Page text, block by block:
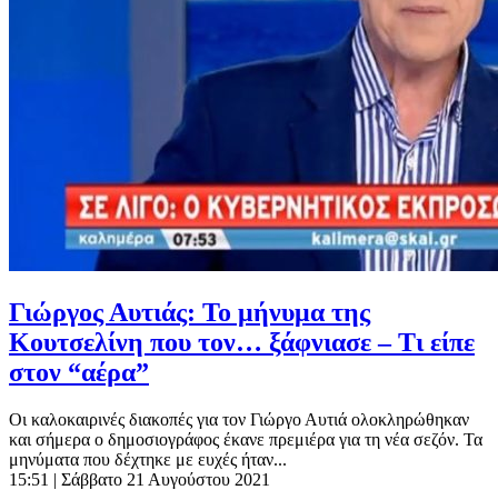
Γιώργος Αυτιάς: Το μήνυμα της
Κουτσελίνη που τον… ξάφνιασε – Τι είπε
στον “αέρα”
Οι καλοκαιρινές διακοπές για τον Γιώργο Αυτιά ολοκληρώθηκαν
και σήμερα ο δημοσιογράφος έκανε πρεμιέρα για τη νέα σεζόν. Τα
μηνύματα που δέχτηκε με ευχές ήταν...
15:51 | Σάββατο 21 Αυγούστου 2021